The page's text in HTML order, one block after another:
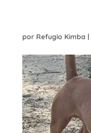
por Refugio Kimba |